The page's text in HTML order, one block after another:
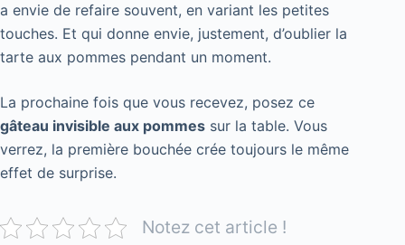
a envie de refaire souvent, en variant les petites
touches. Et qui donne envie, justement, d’oublier la
tarte aux pommes pendant un moment.
La prochaine fois que vous recevez, posez ce
gâteau invisible aux pommes sur la table. Vous
verrez, la première bouchée crée toujours le même
effet de surprise.
Notez cet article !